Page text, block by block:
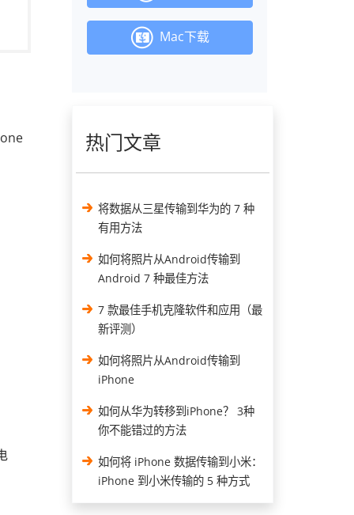
Mac下载
热门文章
将数据从三星传输到华为的 7 种
有用方法
如何将照片从Android传输到
Android 7 种最佳方法
7 款最佳手机克隆软件和应用（最
新评测）
如何将照片从Android传输到
iPhone
如何从华为转移到iPhone？ 3种
你不能错过的方法
如何将 iPhone 数据传输到小米：
iPhone 到小米传输的 5 种方式